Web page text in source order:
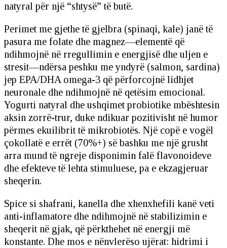
natyral për një “shtysë” të butë.
Perimet me gjethe të gjelbra (spinaqi, kale) janë të
pasura me folate dhe magnez—elementë që
ndihmojnë në rregullimin e energjisë dhe uljen e
stresit—ndërsa peshku me yndyrë (salmon, sardina)
jep EPA/DHA omega-3 që përforcojnë lidhjet
neuronale dhe ndihmojnë në qetësim emocional.
Yogurti natyral dhe ushqimet probiotike mbështesin
aksin zorrë-trur, duke ndikuar pozitivisht në humor
përmes ekuilibrit të mikrobiotës. Një copë e vogël
çokollatë e errët (70%+) së bashku me një grusht
arra mund të ngreje disponimin falë flavonoideve
dhe efekteve të lehta stimuluese, pa e ekzagjeruar
sheqerin.
Spice si shafrani, kanella dhe xhenxhefili kanë veti
anti-inflamatore dhe ndihmojnë në stabilizimin e
sheqerit në gjak, që përkthehet në energji më
konstante. Dhe mos e nënvlerëso ujërat: hidrimi i